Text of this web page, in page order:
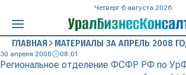
Четверг 6 августа 2026
ГЛАВНАЯ МАТЕРИАЛЫ ЗА АПРЕЛЬ 2008
30 апреля 2008 08:01
Региональное отделение ФСФР РФ по